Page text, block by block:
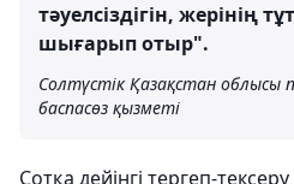
тәуелсіздігін, жерінің
шығарып отыр".
Солтүстік Қазақстан облысы
баспасөз қызметі
Сотқа дейінгі тергеп-